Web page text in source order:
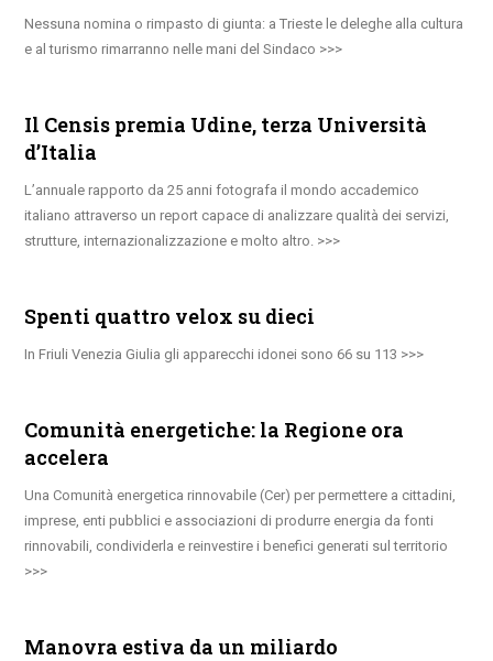
Nessuna nomina o rimpasto di giunta: a Trieste le deleghe alla cultura
e al turismo rimarranno nelle mani del Sindaco
Il Censis premia Udine, terza Università
d’Italia
L’annuale rapporto da 25 anni fotografa il mondo accademico
italiano attraverso un report capace di analizzare qualità dei servizi,
strutture, internazionalizzazione e molto altro.
Spenti quattro velox su dieci
In Friuli Venezia Giulia gli apparecchi idonei sono 66 su 113
Comunità energetiche: la Regione ora
accelera
Una Comunità energetica rinnovabile (Cer) per permettere a cittadini,
imprese, enti pubblici e associazioni di produrre energia da fonti
rinnovabili, condividerla e reinvestire i benefici generati sul territorio
Manovra estiva da un miliardo